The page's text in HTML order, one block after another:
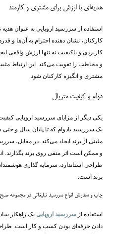
هدیه‌ای با ارزش برای مشتری و کارمند
استفاده از سررسید اروپایی به عنوان هدیه
کارکنان، نشان ‌دهنده احترام به آن‌ها و
کاربردی و باکیفیت نه تنها ارزش واقعی
و مخاطب را تقویت می‌کند. این ارتباط
مشتری و انگیزه کارکنان شود.
دوام و کیفیت متریال
یکی دیگر از مزایای سررسید اروپایی
یک سررسید بادوام که تا پایان سال و حتی
مثبتی از برند ایجاد می‌کند. در مقابل،
و ممکن است اثر منفی روی برند بگذارند.
طراحی استاندارد، سرمایه‌ گذاری
برند است.
چاپ و سفارش انواع سررسید تبلیغاتی در مجموعه
استفاده از سررسید اروپایی یک راهکار
دادن حرفه‌ای بودن کسب ‌و کار است.